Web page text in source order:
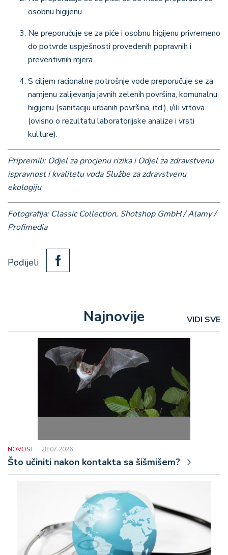
osobnu higijenu.
Ne preporučuje se za piće i osobnu higijenu privremeno
do potvrde uspješnosti provedenih popravnih i
preventivnih mjera.
S ciljem racionalne potrošnje vode preporučuje se za
namjenu zalijevanja javnih zelenih površina, komunalnu
higijenu (sanitaciju urbanih površina, itd.), i/ili vrtova
(ovisno o rezultatu laboratorijske analize i vrsti
kulture).
Pripremili: Odjel za procjenu rizika i Odjel za zdravstvenu
ispravnost i kvalitetu voda Službe za zdravstvenu
ekologiju
Fotografija: Classic Collection, Shotshop GmbH / Alamy /
Profimedia
Podijeli
Najnovije VIDI SVE
NOVOST 28.07.2026.
Što učiniti nakon kontakta sa šišmišem?